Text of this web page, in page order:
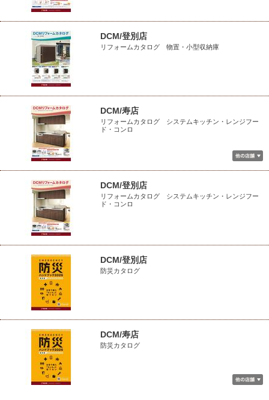
DCM/登別店
リフォームカタログ 物置・小型収納庫
DCM/寿店
リフォームカタログ システムキッチン・レンジフー
ド・コンロ
DCM/登別店
リフォームカタログ システムキッチン・レンジフー
ド・コンロ
DCM/登別店
防災カタログ
DCM/寿店
防災カタログ